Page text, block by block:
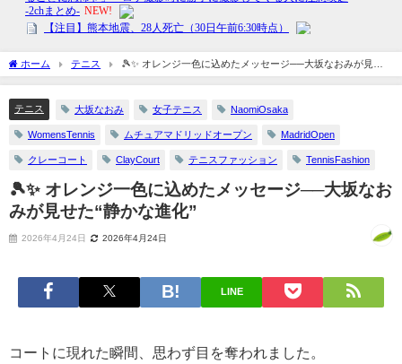
ホーム テニス
🎾✨ オレンジ一色に込めたメッセージ──大坂なおみが見せ
た“静かな進化”
テニス 大坂なおみ 女子テニス NaomiOsaka
WomensTennis ムチュアマドリッドオープン MadridOpen
クレーコート ClayCourt テニスファッション TennisFashion
🎾✨ オレンジ一色に込めたメッセージ──大坂なお
みが見せた“静かな進化”
2026年4月24日 2026年4月24日
LINE
コートに現れた瞬間、思わず目を奪われました。